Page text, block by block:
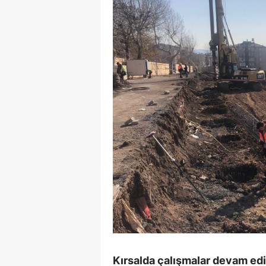
Kırsalda çalışmalar devam